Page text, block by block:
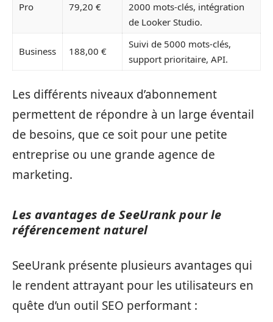
Pro 79,20 €
2000 mots-clés, intégration
de Looker Studio.
Business 188,00 €
Suivi de 5000 mots-clés,
support prioritaire, API.
Les différents niveaux d’abonnement
permettent de répondre à un large éventail
de besoins, que ce soit pour une petite
entreprise ou une grande agence de
marketing.
Les avantages de SeeUrank pour le
référencement naturel
SeeUrank présente plusieurs avantages qui
le rendent attrayant pour les utilisateurs en
quête d’un outil SEO performant :